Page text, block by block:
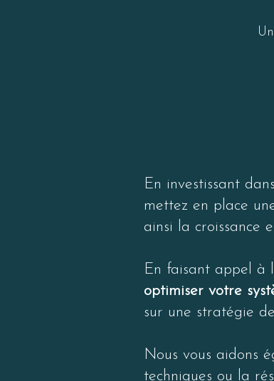
En investissant
mettez en place
ainsi la croissance
En faisant appel à
optimiser votre
sur une stratégie
Nous vous aidons
techniques ou la